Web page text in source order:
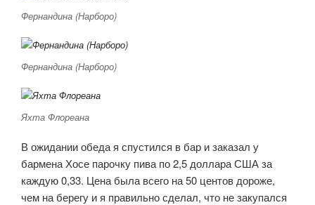
Фернандина (Нарборо)
Фернандина (Нарборо)
Яхта Флореана
В ожидании обеда я спустился в бар и заказал у
бармена Хосе парочку пива по 2,5 доллара США за
каждую 0,33. Цена была всего на 50 центов дороже,
чем на берегу и я правильно сделал, что не закупался